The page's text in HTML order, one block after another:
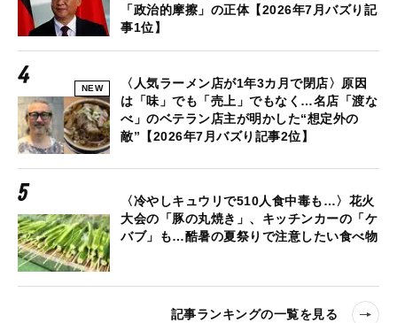
「政治的摩擦」の正体【2026年7月バズり記
事1位】
NEW
〈人気ラーメン店が1年3カ月で閉店〉原因
は「味」でも「売上」でもなく…名店「渡な
べ」のベテラン店主が明かした“想定外の
敵”【2026年7月バズり記事2位】
〈冷やしキュウリで510人食中毒も…〉花火
大会の「豚の丸焼き」、キッチンカーの「ケ
バブ」も…酷暑の夏祭りで注意したい食べ物
記事ランキングの一覧を見る